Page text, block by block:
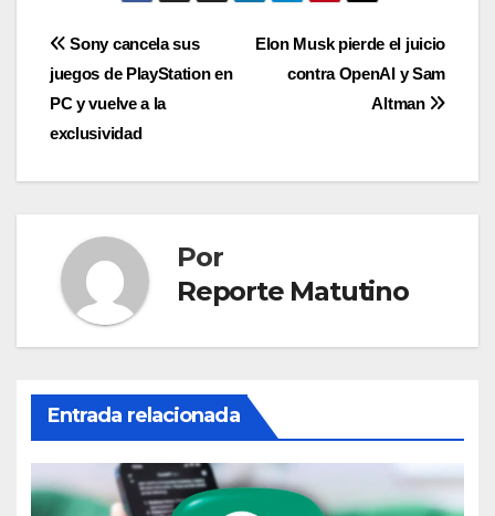
Navegación
de
entradas
Elon Musk pierde el juicio
contra OpenAI y Sam
Altman
Sony cancela sus
juegos de PlayStation en
PC y vuelve a la
exclusividad
Por
Reporte Matutino
Entrada relacionada